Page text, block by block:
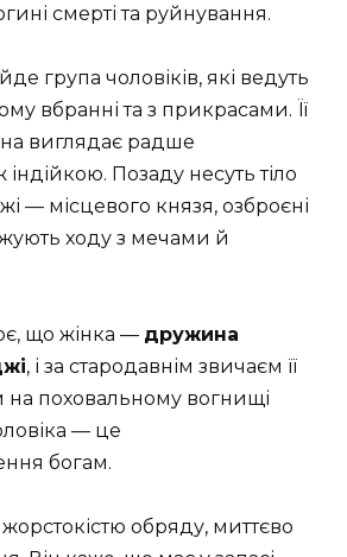
смерті та руйнування.
група чоловіків, які ведуть
вбранні та з прикрасами. Її
виглядає радше
Позаду несуть тіло
— місцевого князя, озброєні
ходу з мечами й
що жінка — дружина
, і за стародавнім звичаєм її
поховальному вогнищі
— це
богам.
обряду, миттєво